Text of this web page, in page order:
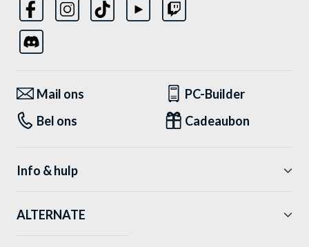
Mail ons
PC-Builder
Bel ons
Cadeaubon
Info & hulp
ALTERNATE